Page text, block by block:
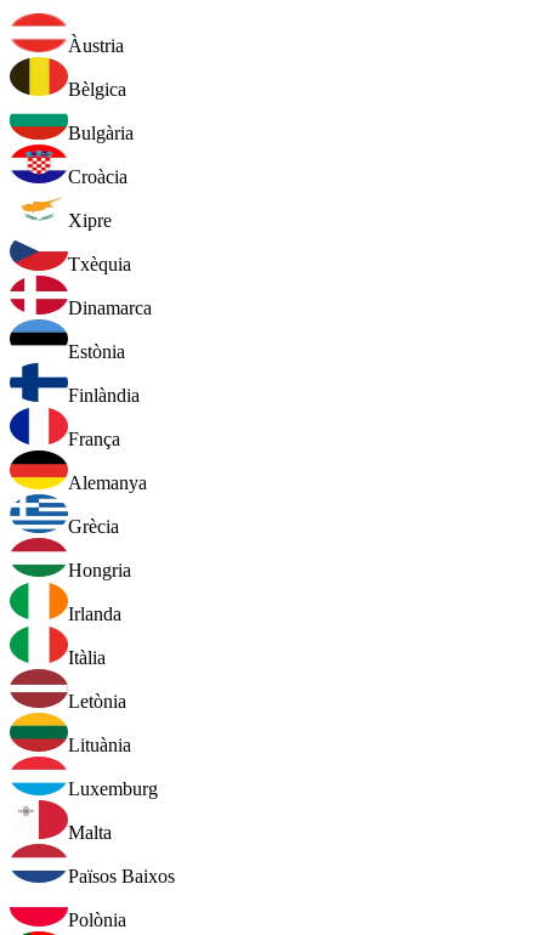
Àustria
Bèlgica
Bulgària
Croàcia
Xipre
Txèquia
Dinamarca
Estònia
Finlàndia
França
Alemanya
Grècia
Hongria
Irlanda
Itàlia
Letònia
Lituània
Luxemburg
Malta
Països Baixos
Polònia